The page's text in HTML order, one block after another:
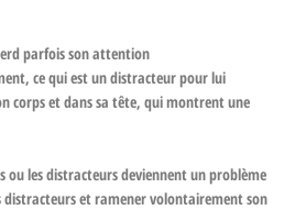
parfois son attention
ce qui est un distracteur pour lui
corps et dans sa tête, qui montrent une
ou les distracteurs deviennent un problème
distracteurs et ramener volontairement son